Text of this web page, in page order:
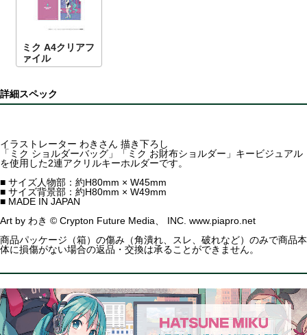
ミク A4クリアフ
ァイル
詳細スペック
イラストレーター わきさん 描き下ろし
「ミク ショルダーバッグ」「ミク お財布ショルダー」キービジュアル
を使用した2連アクリルキーホルダーです。
■ サイズ人物部：約H80mm × W45mm
■ サイズ背景部：約H80mm × W49mm
■ MADE IN JAPAN
Art by わき © Crypton Future Media、 INC. www.piapro.net
商品パッケージ（箱）の傷み（角潰れ、スレ、破れなど）のみで商品本
体に損傷がない場合の返品・交換は承ることができません。